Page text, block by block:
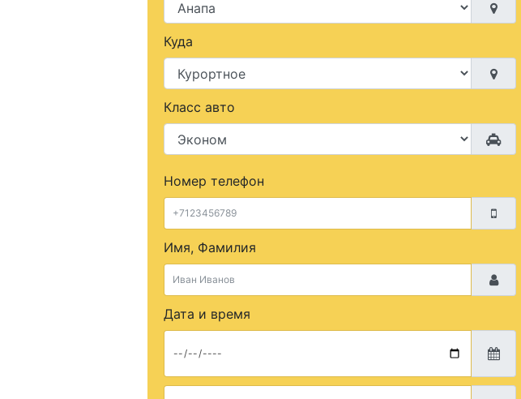
Куда
Класс авто
Номер телефон
Имя, Фамилия
Дата и время